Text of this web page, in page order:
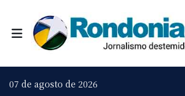
07 de agosto de 2026